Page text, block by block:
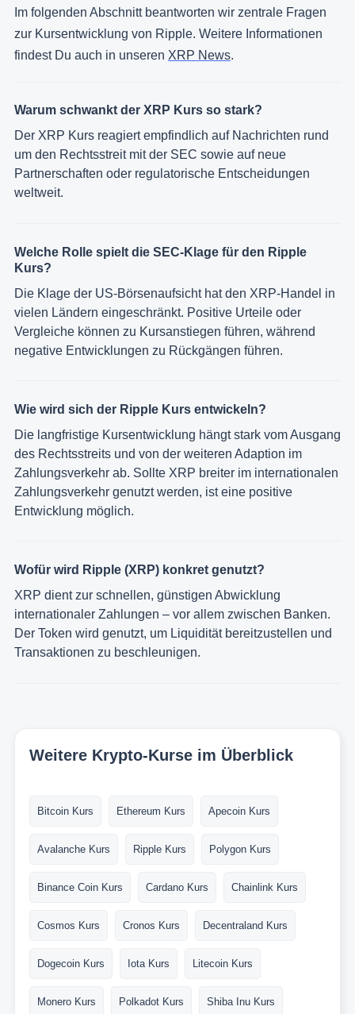
Im folgenden Abschnitt beantworten wir zentrale Fragen
zur Kursentwicklung von Ripple. Weitere Informationen
findest Du auch in unseren XRP News.
Warum schwankt der XRP Kurs so stark?
Der XRP Kurs reagiert empfindlich auf Nachrichten rund
um den Rechtsstreit mit der SEC sowie auf neue
Partnerschaften oder regulatorische Entscheidungen
weltweit.
Welche Rolle spielt die SEC-Klage für den Ripple
Kurs?
Die Klage der US-Börsenaufsicht hat den XRP-Handel in
vielen Ländern eingeschränkt. Positive Urteile oder
Vergleiche können zu Kursanstiegen führen, während
negative Entwicklungen zu Rückgängen führen.
Wie wird sich der Ripple Kurs entwickeln?
Die langfristige Kursentwicklung hängt stark vom Ausgang
des Rechtsstreits und von der weiteren Adaption im
Zahlungsverkehr ab. Sollte XRP breiter im internationalen
Zahlungsverkehr genutzt werden, ist eine positive
Entwicklung möglich.
Wofür wird Ripple (XRP) konkret genutzt?
XRP dient zur schnellen, günstigen Abwicklung
internationaler Zahlungen – vor allem zwischen Banken.
Der Token wird genutzt, um Liquidität bereitzustellen und
Transaktionen zu beschleunigen.
Weitere Krypto-Kurse im Überblick
Bitcoin Kurs Ethereum Kurs Apecoin Kurs
Avalanche Kurs Ripple Kurs Polygon Kurs
Binance Coin Kurs Cardano Kurs Chainlink Kurs
Cosmos Kurs Cronos Kurs Decentraland Kurs
Dogecoin Kurs Iota Kurs Litecoin Kurs
Monero Kurs Polkadot Kurs Shiba Inu Kurs